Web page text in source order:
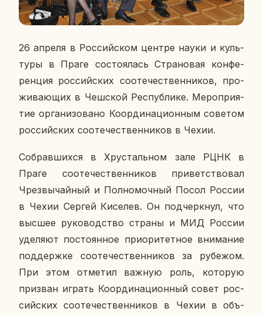
26 апреля в Рос­сий­ском центре науки и куль­
ту­ры в Праге со­сто­я­лась Стра­но­вая кон­фе­
рен­ция рос­сий­ских со­оте­че­ствен­ни­ков, про­
жи­ва­ю­щих в Чеш­ской Рес­пуб­ли­ке. Ме­ро­при­я­
тие ор­га­ни­зо­ва­но Ко­ор­ди­на­ци­он­ным со­ве­том
рос­сий­ских со­оте­че­ствен­ни­ков в Чехии.
Со­брав­ших­ся в Хру­сталь­ном зале РЦНК в
Праге со­оте­че­ствен­ни­ков при­вет­ство­вал
Чрез­вы­чай­ный и Пол­но­моч­ный Посол России
в Чехии Сергей Ки­се­лев. Он под­черк­нул, что
высшее ру­ко­вод­ство страны и МИД России
уде­ля­ют по­сто­ян­ное при­о­ри­тет­ное вни­ма­ние
под­держ­ке со­оте­че­ствен­ни­ков за ру­бе­жом.
При этом от­ме­тил важную роль, ко­то­рую
при­зван играть Ко­ор­ди­на­ци­он­ный совет рос­
сий­ских со­оте­че­ствен­ни­ков в Чехии в объ­